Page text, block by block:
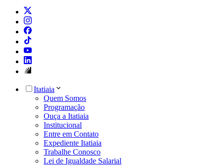
Itatiaia
Quem Somos
Programação
Ouça a Itatiaia
Institucional
Entre em Contato
Expediente Itatiaia
Trabalhe Conosco
Lei de Igualdade Salarial